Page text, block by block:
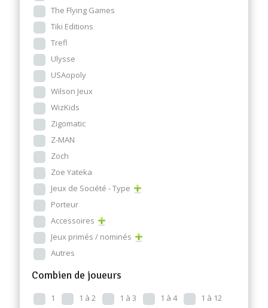
The Flying Games
Tiki Editions
Trefl
Ulysse
USAopoly
Wilson Jeux
WizKids
Zigomatic
Z-MAN
Zoch
Zoe Yateka
Jeux de Société - Type
Porteur
Accessoires
Jeux primés / nominés
Autres
Combien de joueurs
1 1 à 2 1 à 3 1 à 4
1 à 12